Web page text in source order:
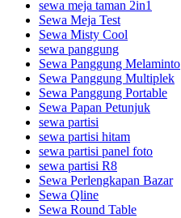
sewa meja taman 2in1
Sewa Meja Test
Sewa Misty Cool
sewa panggung
Sewa Panggung Melaminto
Sewa Panggung Multiplek
Sewa Panggung Portable
Sewa Papan Petunjuk
sewa partisi
sewa partisi hitam
sewa partisi panel foto
sewa partisi R8
Sewa Perlengkapan Bazar
Sewa Qline
Sewa Round Table